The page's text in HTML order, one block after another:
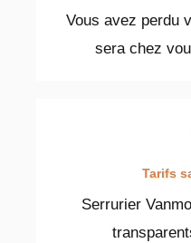
Vous avez perdu
sera chez
Tarifs
Serrurier